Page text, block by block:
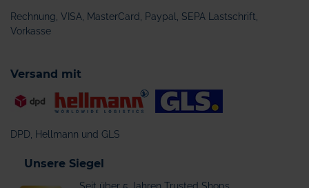
Rechnung, VISA, MasterCard, Paypal, SEPA Lastschrift,
Vorkasse
Versand mit
DPD, Hellmann und GLS
Unsere Siegel